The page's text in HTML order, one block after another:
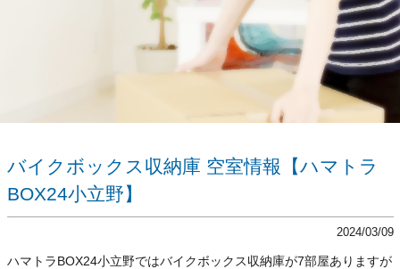
バイクボックス収納庫 空室情報【ハマトラ
BOX24小立野】
2024/03/09
ハマトラBOX24小立野ではバイクボックス収納庫が7部屋ありますが